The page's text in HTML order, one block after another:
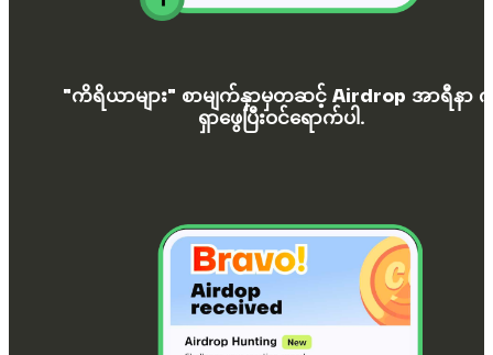
"ကိရိယာများ" စာမျက်နှာမှတဆင့် Airdrop အာရီနာ
ရှာဖွေပြီးဝင်ရောက်ပါ.